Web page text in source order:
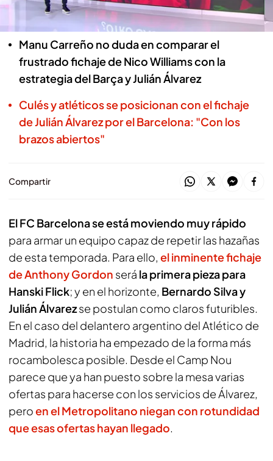
Alberto Cercós García
29 MAY 2026 - 15:31h.
Manu Carreño no duda en comparar el
frustrado fichaje de Nico Williams con la
estrategia del Barça y Julián Álvarez
Culés y atléticos se posicionan con el fichaje
de Julián Álvarez por el Barcelona: "Con los
brazos abiertos"
Compartir
El FC Barcelona se está moviendo muy rápido
para armar un equipo capaz de repetir las hazañas
de esta temporada. Para ello, el inminente fichaje
de Anthony Gordon será la primera pieza para
Hanski Flick; y en el horizonte, Bernardo Silva y
Julián Álvarezse postulan como claros futuribles.
En el caso del delantero argentino del Atlético de
Madrid, la historia ha empezado de la forma más
rocambolesca posible. Desde el Camp Nou
parece que ya han puesto sobre la mesa varias
ofertas para hacerse con los servicios de Álvarez,
peroen el Metropolitano niegan con rotundidad
que esas ofertas hayan llegado.